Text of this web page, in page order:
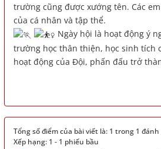
trường cũng được xướng tên. Các
của cá nhân và tập thể.
Ngày hội là hoạt động ý
trường học thân thiện, học sinh tích
hoạt động của Đội, phấn đấu trở
Tổng số điểm của bài viết là: 1 trong 1 đánh
Xếp hạng: 1 - 1 phiếu bầu